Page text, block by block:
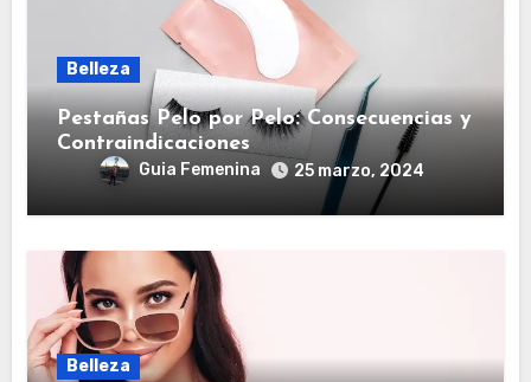
Belleza
Pestañas Pelo por Pelo: Consecuencias y
Contraindicaciones
Guia Femenina 25 marzo, 2024
Belleza